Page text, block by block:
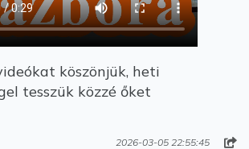
köszönjük, heti
tesszük közzé őket
2026-03-05 22:55:45